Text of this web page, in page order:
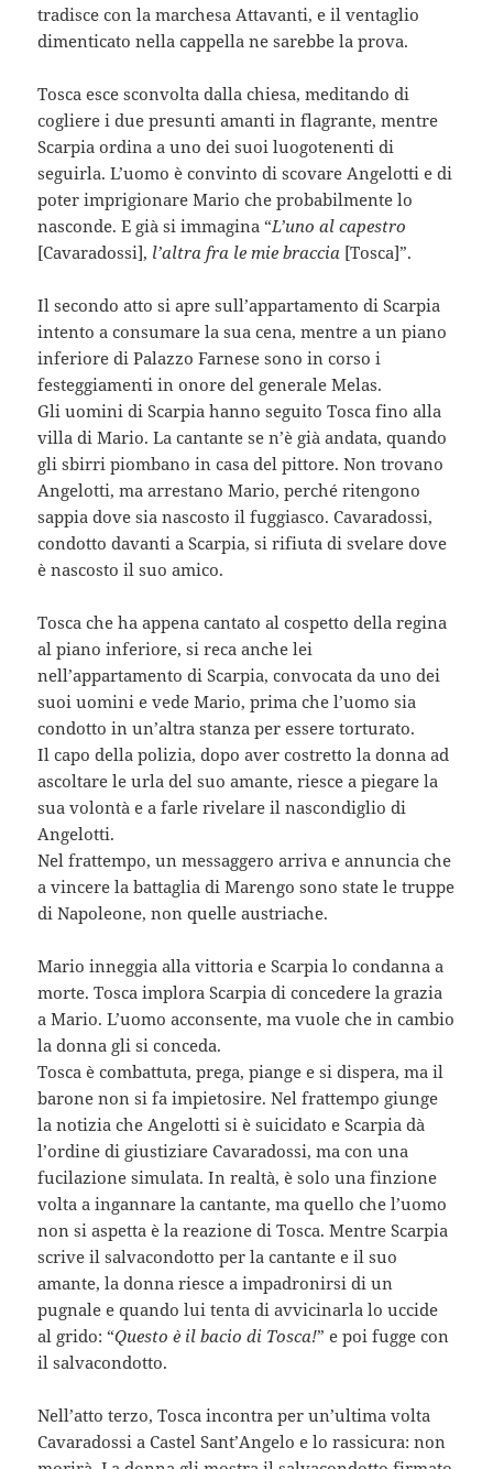
tradisce con la marchesa Attavanti, e il ventaglio
dimenticato nella cappella ne sarebbe la prova.
Tosca esce sconvolta dalla chiesa, meditando di
cogliere i due presunti amanti in flagrante, mentre
Scarpia ordina a uno dei suoi luogotenenti di
seguirla. L’uomo è convinto di scovare Angelotti e di
poter imprigionare Mario che probabilmente lo
nasconde. E già si immagina “L’uno al capestro
[Cavaradossi], l’altra fra le mie braccia [Tosca]”.
Il secondo atto si apre sull’appartamento di Scarpia
intento a consumare la sua cena, mentre a un piano
inferiore di Palazzo Farnese sono in corso i
festeggiamenti in onore del generale Melas.
Gli uomini di Scarpia hanno seguito Tosca fino alla
villa di Mario. La cantante se n’è già andata, quando
gli sbirri piombano in casa del pittore. Non trovano
Angelotti, ma arrestano Mario, perché ritengono
sappia dove sia nascosto il fuggiasco. Cavaradossi,
condotto davanti a Scarpia, si rifiuta di svelare dove
è nascosto il suo amico.
Tosca che ha appena cantato al cospetto della regina
al piano inferiore, si reca anche lei
nell’appartamento di Scarpia, convocata da uno dei
suoi uomini e vede Mario, prima che l’uomo sia
condotto in un’altra stanza per essere torturato.
Il capo della polizia, dopo aver costretto la donna ad
ascoltare le urla del suo amante, riesce a piegare la
sua volontà e a farle rivelare il nascondiglio di
Angelotti.
Nel frattempo, un messaggero arriva e annuncia che
a vincere la battaglia di Marengo sono state le truppe
di Napoleone, non quelle austriache.
Mario inneggia alla vittoria e Scarpia lo condanna a
morte. Tosca implora Scarpia di concedere la grazia
a Mario. L’uomo acconsente, ma vuole che in cambio
la donna gli si conceda.
Tosca è combattuta, prega, piange e si dispera, ma il
barone non si fa impietosire. Nel frattempo giunge
la notizia che Angelotti si è suicidato e Scarpia dà
l’ordine di giustiziare Cavaradossi, ma con una
fucilazione simulata. In realtà, è solo una finzione
volta a ingannare la cantante, ma quello che l’uomo
non si aspetta è la reazione di Tosca. Mentre Scarpia
scrive il salvacondotto per la cantante e il suo
amante, la donna riesce a impadronirsi di un
pugnale e quando lui tenta di avvicinarla lo uccide
al grido: “Questo è il bacio di Tosca!” e poi fugge con
il salvacondotto.
Nell’atto terzo, Tosca incontra per un’ultima volta
Cavaradossi a Castel Sant’Angelo e lo rassicura: non